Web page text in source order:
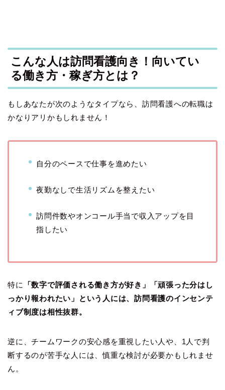
こんな人は訪問看護向き！向いてい
る働き方・稼ぎ方とは？
もしあなたが次のようなタイプなら、訪問看護への転職は
かなりアリかもしれません！
自分のペースで仕事を進めたい
夜勤なしで生活リズムを整えたい
訪問件数やオンコール手当で収入アップを目
指したい
特に
「数字で評価される働き方が好き」「頑張った分はし
っかり報われたい」という人には、訪問看護のインセンテ
ィブ制度は相性抜群。
逆に、チームワークの安心感を重視したい人や、1人で判
断するのが苦手な人には、慎重な検討が必要かもしれませ
ん。